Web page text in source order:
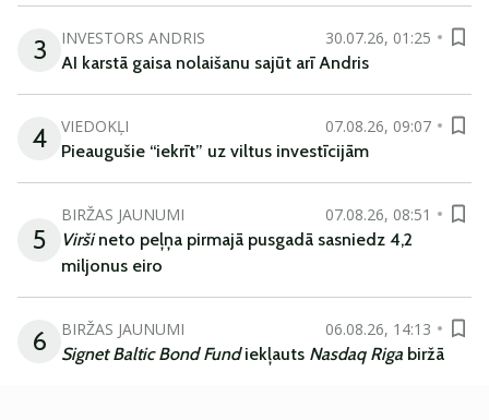
3 INVESTORS ANDRIS
30.07.26, 01:25
AI karstā gaisa nolaišanu sajūt arī Andris
4 VIEDOKĻI
07.08.26, 09:07
Pieaugušie “iekrīt” uz viltus investīcijām
5
BIRŽAS JAUNUMI
07.08.26, 08:51
Viršineto peļņa pirmajā pusgadā sasniedz 4,2
miljonus eiro
6 BIRŽAS JAUNUMI
06.08.26, 14:13
Signet Baltic Bond Fundiekļauts Nasdaq Riga biržā